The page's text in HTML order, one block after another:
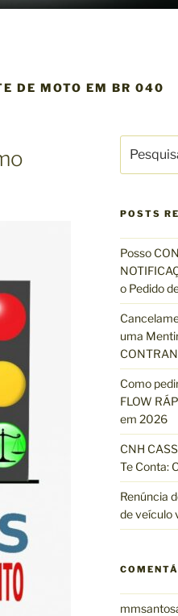
DE MOTO EM BR 040
s
u
s
a
r
p
o
r
:
POSTS
Posso
o Pedido
uma
Como
FLOW
em 2026
CNH
Te Conta:
Renúncia
de veículo